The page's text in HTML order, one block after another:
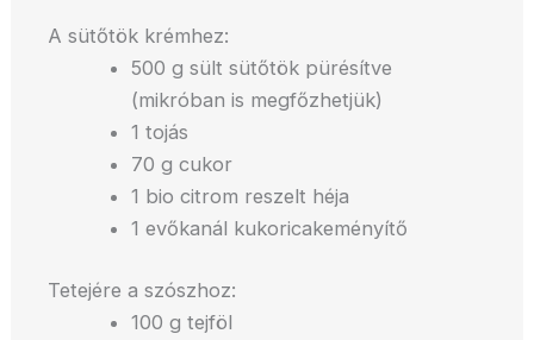
A sütőtök krémhez:
500 g sült sütőtök pürésítve
(mikróban is megfőzhetjük)
1 tojás
70 g cukor
1 bio citrom reszelt héja
1 evőkanál kukoricakeményítő
Tetejére a szószhoz:
100 g tejföl